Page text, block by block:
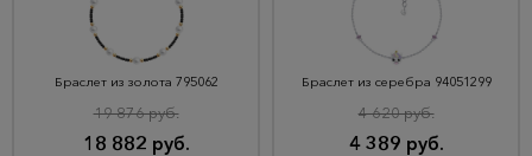
Браслет из золота 795062
18 882 руб.
19 876 руб.
Браслет из серебра 94051299
4 389 руб.
4 620 руб.